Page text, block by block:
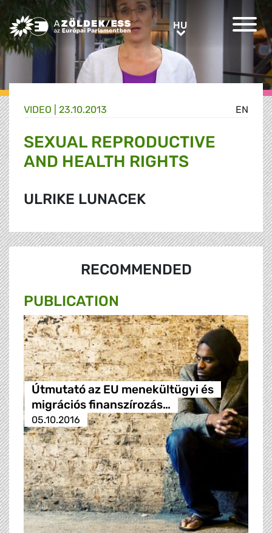
Greens/EFA Home HUHU
EN
VIDEO | 23.10.2013
SEXUAL REPRODUCTIVE
AND HEALTH RIGHTS
ULRIKE LUNACEK
RECOMMENDED
PUBLICATION
Útmutató az EU menekültügyi és
migrációs finanszírozás…
05.10.2016